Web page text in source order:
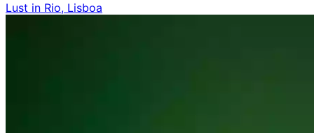
Lust in Rio, Lisboa